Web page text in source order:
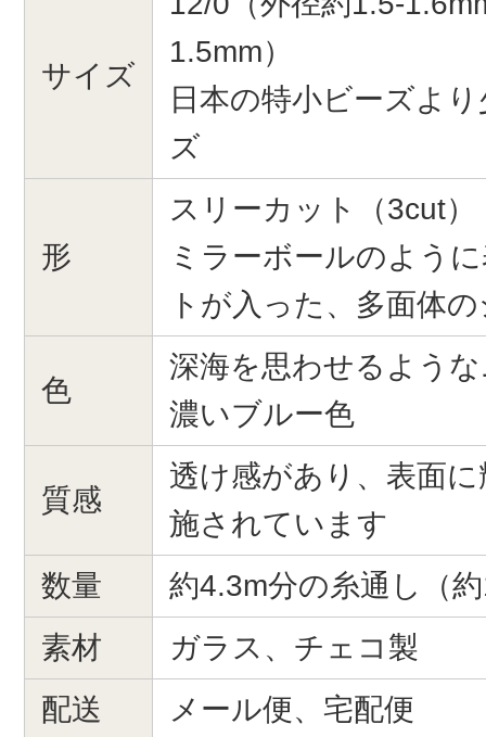
サイズ
1.5mm）
日本の特小ビーズよ
ズ
形
スリーカット（3cut）
ミラーボールのよう
トが入った、多面体
色
深海を思わせるよう
濃いブルー色
質感
透け感があり、表面
施されています
数量
約4.3m分の糸通し（
素材
ガラス、チェコ製
配送
メール便、宅配便